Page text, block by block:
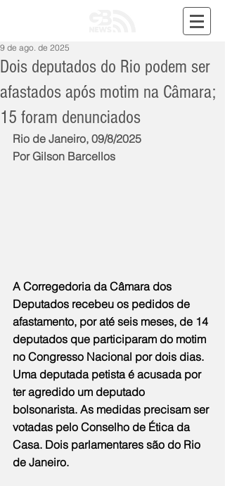
Dois deputados do Rio podem ser
afastados após motim na Câmara;
15 foram denunciados
9 de ago. de 2025
Rio de Janeiro, 09/8/2025
Por Gilson Barcellos
A Corregedoria da Câmara dos
Deputados recebeu os pedidos de
afastamento, por até seis meses, de 14
deputados que participaram do motim
no Congresso Nacional por dois dias.
Uma deputada petista é acusada por
ter agredido um deputado
bolsonarista. As medidas precisam ser
votadas pelo Conselho de Ética da
Casa. Dois parlamentares são do Rio
de Janeiro.